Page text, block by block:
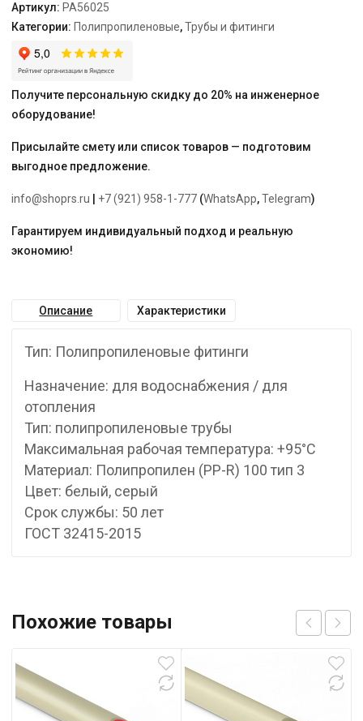
25,
бел.
"PRO
AQUA"
Артикул: PA56025
Категории: Полипропиленовые,Трубы и фитинги
Получите персональную скидку до 20% на инженерное
оборудование!
Присылайте смету или список товаров — подготовим
выгодное предложение.
info@shoprs.ru +7 (921) 958-1-777 (WhatsApp,Telegram)
Гарантируем индивидуальный подход и реальную
экономию!
Описание Характеристики
Тип: Полипропиленовые фитинги
Назначение: для водоснабжения / для
отопления
Тип: полипропиленовые трубы
Максимальная рабочая температура: +95°С
Материал: Полипропилен (PP-R) 100 тип 3
Цвет: белый, серый
Срок службы: 50 лет
ГОСТ 32415-2015
Похожие товары